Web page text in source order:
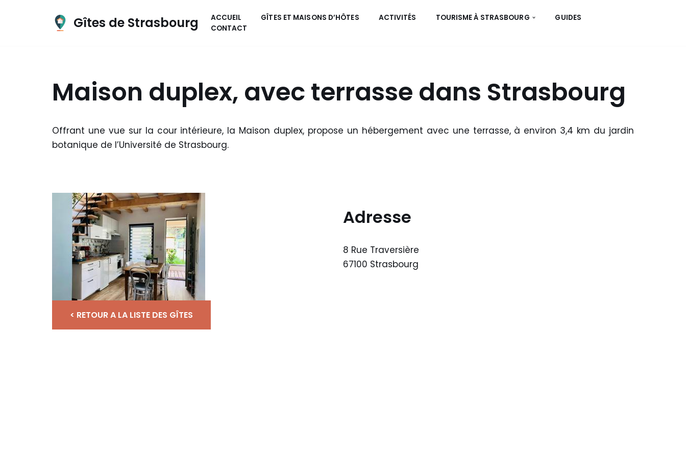
Gîtes de Strasbourg ACCUEIL GÎTES ET MAISONS D’HÔTES ACTIVITÉS TOURISME À STRASBOURG
GUIDES
CONTACT
Maison duplex, avec terrasse dans Strasbourg
Offrant une vue sur la cour intérieure, la Maison duplex, propose un hébergement avec une terrasse, à environ 3,4 km du jardin
botanique de l’Université de Strasbourg.
Adresse
8 Rue Traversière
67100 Strasbourg
< RETOUR A LA LISTE DES GÎTES